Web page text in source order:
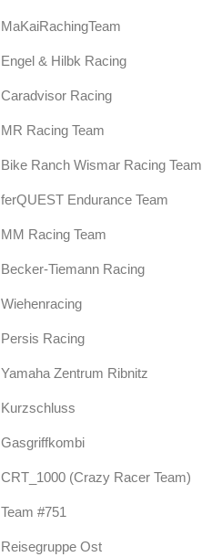
MaKaiRachingTeam
Engel & Hilbk Racing
Caradvisor Racing
MR Racing Team
Bike Ranch Wismar Racing Team
ferQUEST Endurance Team
MM Racing Team
Becker-Tiemann Racing
Wiehenracing
Persis Racing
Yamaha Zentrum Ribnitz
Kurzschluss
Gasgriffkombi
CRT_1000 (Crazy Racer Team)
Team #751
Reisegruppe Ost